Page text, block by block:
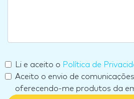
Li e aceito o Política de
Aceito o envio de
oferecendo-me produtos da